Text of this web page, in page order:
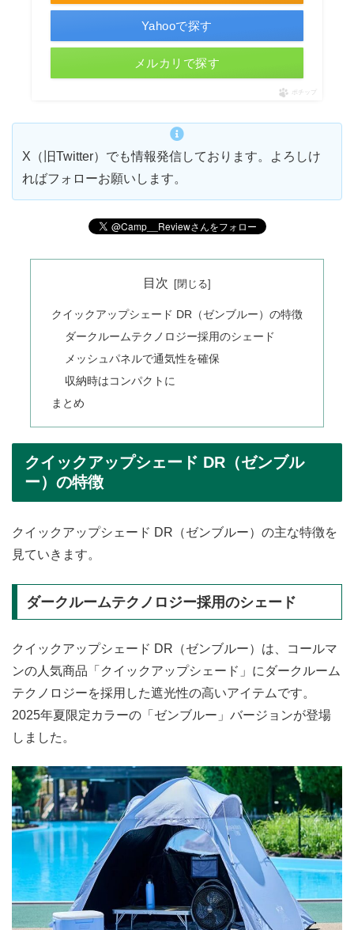
Yahooで探す
メルカリで探す
ポチップ
X（旧Twitter）でも情報発信しております。よろしけ
ればフォローお願いします。
目次
クイックアップシェード DR（ゼンブルー）の特徴
ダークルームテクノロジー採用のシェード
メッシュパネルで通気性を確保
収納時はコンパクトに
まとめ
クイックアップシェード DR（ゼンブル
ー）の特徴
クイックアップシェード DR（ゼンブルー）の主な特徴を
見ていきます。
ダークルームテクノロジー採用のシェード
クイックアップシェード DR（ゼンブルー）は、コールマ
ンの人気商品「クイックアップシェード」にダークルーム
テクノロジーを採用した遮光性の高いアイテムです。
2025年夏限定カラーの「ゼンブルー」バージョンが登場
しました。